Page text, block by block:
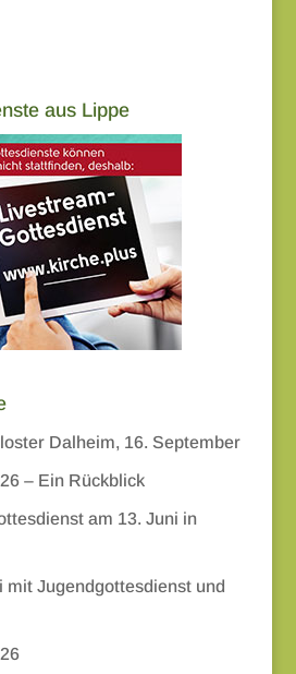
aus Lippe
Dalheim, 16. September
– Ein Rückblick
am 13. Juni in
mit Jugendgottesdienst und